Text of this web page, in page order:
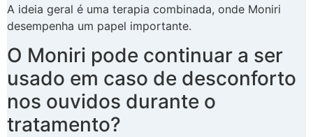
A ideia geral é uma terapia combinada, onde Moniri
desempenha um papel importante.
O Moniri pode continuar a ser
usado em caso de desconforto
nos ouvidos durante o
tratamento?